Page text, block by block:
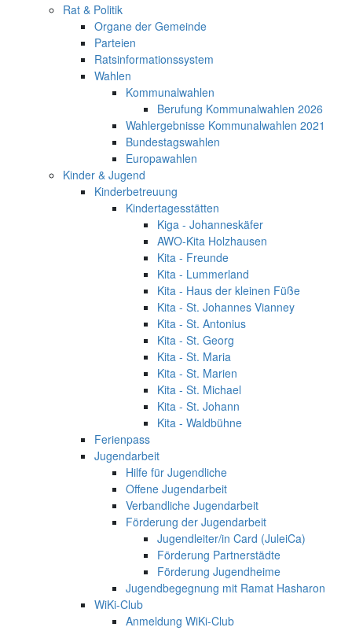
Rat & Politik
Organe der Gemeinde
Parteien
Ratsinformationssystem
Wahlen
Kommunalwahlen
Berufung Kommunalwahlen 2026
Wahlergebnisse Kommunalwahlen 2021
Bundestagswahlen
Europawahlen
Kinder & Jugend
Kinderbetreuung
Kindertagesstätten
Kiga - Johanneskäfer
AWO-Kita Holzhausen
Kita - Freunde
Kita - Lummerland
Kita - Haus der kleinen Füße
Kita - St. Johannes Vianney
Kita - St. Antonius
Kita - St. Georg
Kita - St. Maria
Kita - St. Marien
Kita - St. Michael
Kita - St. Johann
Kita - Waldbühne
Ferienpass
Jugendarbeit
Hilfe für Jugendliche
Offene Jugendarbeit
Verbandliche Jugendarbeit
Förderung der Jugendarbeit
Jugendleiter/in Card (JuleiCa)
Förderung Partnerstädte
Förderung Jugendheime
Jugendbegegnung mit Ramat Hasharon
WiKi-Club
Anmeldung WiKi-Club